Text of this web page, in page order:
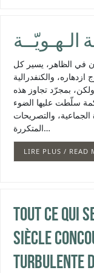
في الظاهر، يسير كل
والكنفدرالية
بمجرّد تجاوز هذه
سلّطت عليها الضوء
2014 ضد الهجرة الجماعية، والتصريحات
المتكررة…
LIRE PLUS / READ
Tout ce qui
siècle
turbulente